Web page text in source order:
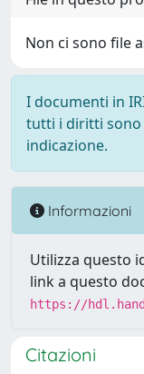
Non ci sono file
I documenti in
tutti i diritti sono
indicazione.
Informazioni
Utilizza questo
link a questo
https://
Citazioni